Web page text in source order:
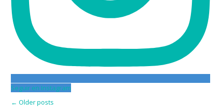
Seguir en Instagram
P
← Older posts